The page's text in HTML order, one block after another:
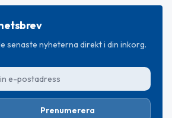
senaste nyheterna direkt i din inkorg.
Prenumerera